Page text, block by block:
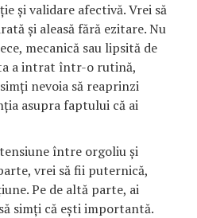
și validare afectivă. Vrei să
și aleasă fără ezitare. Nu
mecanică sau lipsită de
a intrat într-o rutină,
nevoia să reaprinzi
asupra faptului că ai
între orgoliu și
vrei să fii puternică,
Pe de altă parte, ai
simți că ești importantă.